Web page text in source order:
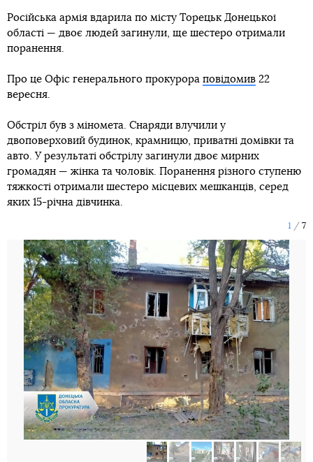
Російська армія вдарила по місту Торецьк Донецької
області — двоє людей загинули, ще шестеро отримали
поранення.
Про це Офіс генерального прокурора повідомив 22
вересня.
Обстріл був з міномета. Снаряди влучили у
двоповерховий будинок, крамницю, приватні домівки та
авто. У результаті обстрілу загинули двоє мирних
громадян — жінка та чоловік. Поранення різного ступеню
тяжкості отримали шестеро місцевих мешканців, серед
яких 15-річна дівчинка.
1 7